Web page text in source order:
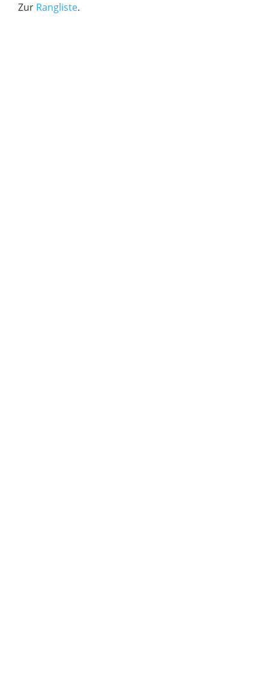
Zur Rangliste.